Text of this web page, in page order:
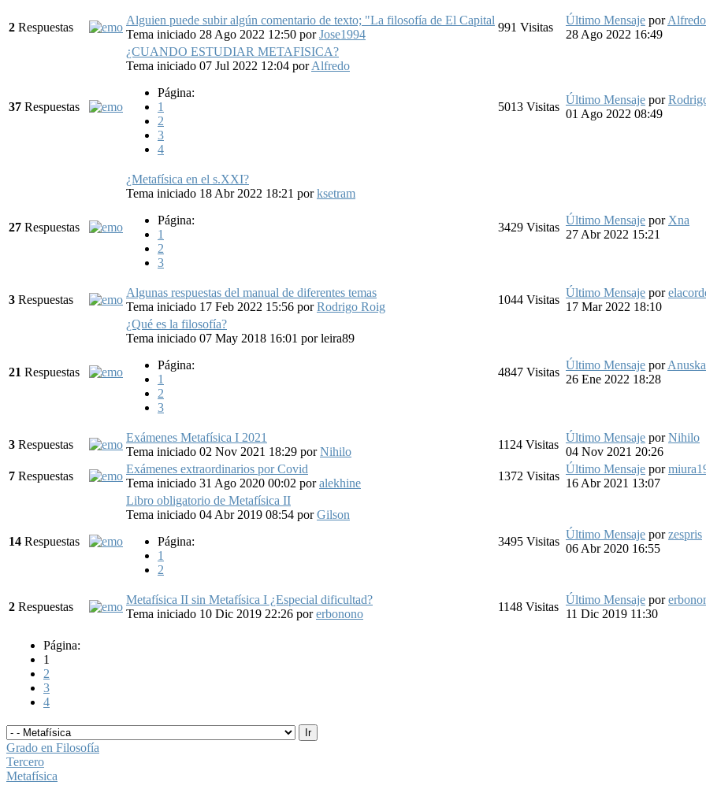
2 Respuestas
Alguien puede subir algún comentario de texto; "La filosofía de El Capital
Tema iniciado 28 Ago 2022 12:50 porJose1994
991 Visitas
Último Mensaje porAlfredo
28 Ago 2022 16:49
37 Respuestas
¿CUANDO ESTUDIAR METAFISICA?
Tema iniciado 07 Jul 2022 12:04 porAlfredo
Página:
1
2
3
4
5013 Visitas
Último Mensaje por
01 Ago 2022 08:49
27 Respuestas
¿Metafísica en el s.XXI?
Tema iniciado 18 Abr 2022 18:21 porksetram
Página:
1
2
3
3429 Visitas
Último Mensaje por Xna
27 Abr 2022 15:21
3 Respuestas
Algunas respuestas del manual de diferentes temas
Tema iniciado 17 Feb 2022 15:56 porRodrigo Roig
1044 Visitas
Último Mensaje por
17 Mar 2022 18:10
21 Respuestas
¿Qué es la filosofía?
Tema iniciado 07 May 2018 16:01 porleira89
Página:
1
2
3
4847 Visitas
Último Mensaje por
26 Ene 2022 18:28
3 Respuestas
Exámenes Metafísica I 2021
Tema iniciado 02 Nov 2021 18:29 porNihilo
1124 Visitas
Último Mensaje porNihilo
04 Nov 2021 20:26
7 Respuestas
Exámenes extraordinarios por Covid
Tema iniciado 31 Ago 2020 00:02 poralekhine
1372 Visitas
Último Mensaje por
16 Abr 2021 13:07
14 Respuestas
Libro obligatorio de Metafísica II
Tema iniciado 04 Abr 2019 08:54 porGilson
Página:
1
2
3495 Visitas
Último Mensaje porzespris
06 Abr 2020 16:55
2 Respuestas
Metafísica II sin Metafísica I ¿Especial dificultad?
Tema iniciado 10 Dic 2019 22:26 porerbonono
1148 Visitas
Último Mensaje por
11 Dic 2019 11:30
Página:
1
2
3
4
Grado en Filosofía
Tercero
Metafísica